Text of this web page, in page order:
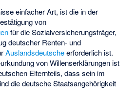
einfacher Art, ist die in der
von
für die Sozialversicherungsträger,
deutscher Renten- und
Auslandsdeutscheerforderlich ist.
von Willenserklärungen ist
Elternteils, dass sein im
die deutsche Staatsangehörigkeit